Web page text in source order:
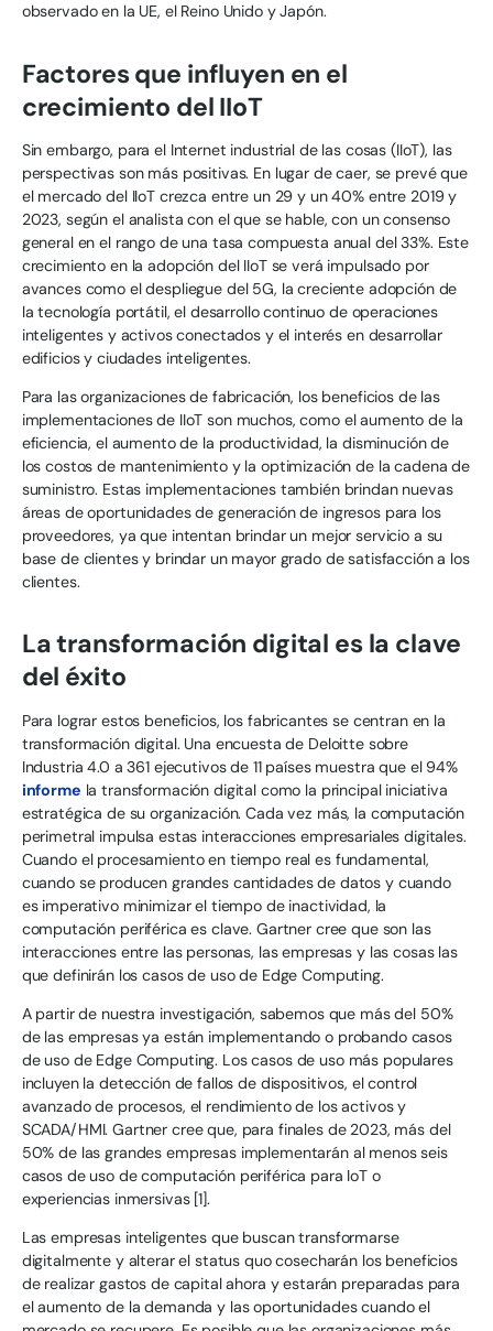
observado en la UE, el Reino Unido y Japón.
Factores que influyen en el
crecimiento del IIoT
Sin embargo, para el Internet industrial de las cosas (IIoT), las
perspectivas son más positivas. En lugar de caer, se prevé que
el mercado del IIoT crezca entre un 29 y un 40% entre 2019 y
2023, según el analista con el que se hable, con un consenso
general en el rango de una tasa compuesta anual del 33%. Este
crecimiento en la adopción del IIoT se verá impulsado por
avances como el despliegue del 5G, la creciente adopción de
la tecnología portátil, el desarrollo continuo de operaciones
inteligentes y activos conectados y el interés en desarrollar
edificios y ciudades inteligentes.
Para las organizaciones de fabricación, los beneficios de las
implementaciones de IIoT son muchos, como el aumento de la
eficiencia, el aumento de la productividad, la disminución de
los costos de mantenimiento y la optimización de la cadena de
suministro. Estas implementaciones también brindan nuevas
áreas de oportunidades de generación de ingresos para los
proveedores, ya que intentan brindar un mejor servicio a su
base de clientes y brindar un mayor grado de satisfacción a los
clientes.
La transformación digital es la clave
del éxito
Para lograr estos beneficios, los fabricantes se centran en la
transformación digital. Una encuesta de Deloitte sobre
Industria 4.0 a 361 ejecutivos de 11 países muestra que el 94%
informe la transformación digital como la principal iniciativa
estratégica de su organización. Cada vez más, la computación
perimetral impulsa estas interacciones empresariales digitales.
Cuando el procesamiento en tiempo real es fundamental,
cuando se producen grandes cantidades de datos y cuando
es imperativo minimizar el tiempo de inactividad, la
computación periférica es clave. Gartner cree que son las
interacciones entre las personas, las empresas y las cosas las
que definirán los casos de uso de Edge Computing.
A partir de nuestra investigación, sabemos que más del 50%
de las empresas ya están implementando o probando casos
de uso de Edge Computing. Los casos de uso más populares
incluyen la detección de fallos de dispositivos, el control
avanzado de procesos, el rendimiento de los activos y
SCADA/HMI. Gartner cree que, para finales de 2023, más del
50% de las grandes empresas implementarán al menos seis
casos de uso de computación periférica para IoT o
experiencias inmersivas [1].
Las empresas inteligentes que buscan transformarse
digitalmente y alterar el status quo cosecharán los beneficios
de realizar gastos de capital ahora y estarán preparadas para
el aumento de la demanda y las oportunidades cuando el